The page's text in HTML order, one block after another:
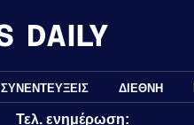
ΣΥΝΕΝΤΕΥΞΕΙΣ ΔΙΕΘΝΗ
Τελ. ενημέρωση: